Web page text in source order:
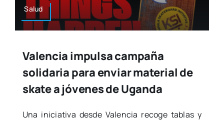
Salud
Valencia impulsa campaña
solidaria para enviar material de
skate a jóvenes de Uganda
Una ini­cia­ti­va des­de Valen­cia reco­ge tablas y